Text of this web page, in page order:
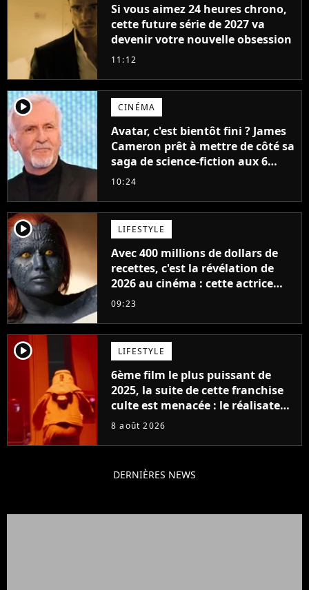
Si vous aimez 24 heures chrono,
cette future série de 2027 va
devenir votre nouvelle obsession
11:12
player2 CINÉMA
Avatar, c'est bientôt fini ? James
Cameron prêt à mettre de côté sa
saga de science-fiction aux 6
milliards de recettes
10:24
player2 LIFESTYLE
Avec 400 millions de dollars de
recettes, c'est la révélation de
2026 au cinéma : cette actrice
adorée prête à remplacer
09:23
player2 LIFESTYLE
6ème film le plus puissant de
2025, la suite de cette franchise
culte est menacée : le réalisateur
claque la porte pour "différends
8 août 2026
DERNIÈRES NEWS